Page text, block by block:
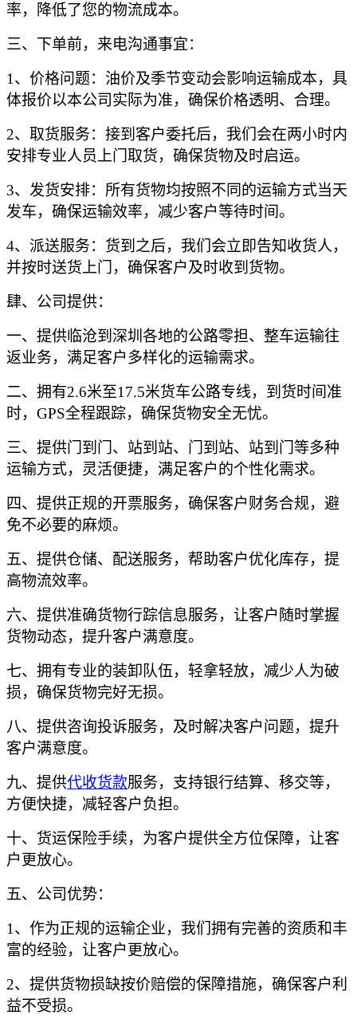
率，降低了您的物流成本。
三、下单前，来电沟通事宜：
1、价格问题：油价及季节变动会影响运输成本，具
体报价以本公司实际为准，确保价格透明、合理。
2、取货服务：接到客户委托后，我们会在两小时内
安排专业人员上门取货，确保货物及时启运。
3、发货安排：所有货物均按照不同的运输方式当天
发车，确保运输效率，减少客户等待时间。
4、派送服务：货到之后，我们会立即告知收货人，
并按时送货上门，确保客户及时收到货物。
肆、公司提供：
一、提供临沧到深圳各地的公路零担、整车运输往
返业务，满足客户多样化的运输需求。
二、拥有2.6米至17.5米货车公路专线，到货时间准
时，GPS全程跟踪，确保货物安全无忧。
三、提供门到门、站到站、门到站、站到门等多种
运输方式，灵活便捷，满足客户的个性化需求。
四、提供正规的开票服务，确保客户财务合规，避
免不必要的麻烦。
五、提供仓储、配送服务，帮助客户优化库存，提
高物流效率。
六、提供准确货物行踪信息服务，让客户随时掌握
货物动态，提升客户满意度。
七、拥有专业的装卸队伍，轻拿轻放，减少人为破
损，确保货物完好无损。
八、提供咨询投诉服务，及时解决客户问题，提升
客户满意度。
九、提供代收货款服务，支持银行结算、移交等，
方便快捷，减轻客户负担。
十、货运保险手续，为客户提供全方位保障，让客
户更放心。
五、公司优势：
1、作为正规的运输企业，我们拥有完善的资质和丰
富的经验，让客户更放心。
2、提供货物损缺按价赔偿的保障措施，确保客户利
益不受损。